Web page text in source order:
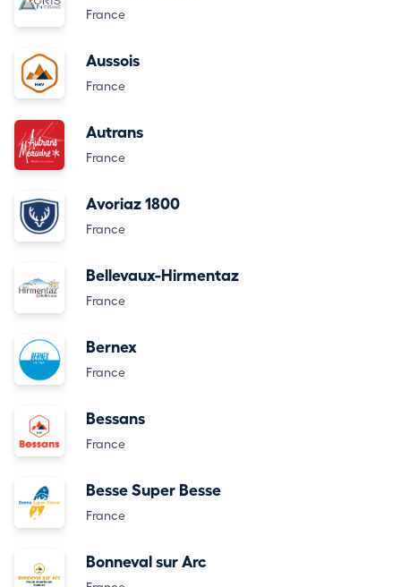
France
Aussois
France
Autrans
France
Avoriaz 1800
France
Bellevaux-Hirmentaz
France
Bernex
France
Bessans
France
Besse Super Besse
France
Bonneval sur Arc